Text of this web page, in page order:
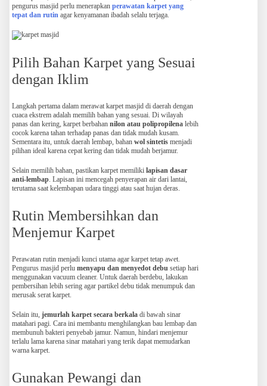
pengurus masjid perlu menerapkan perawatan karpet yang
tepat dan rutin agar kenyamanan ibadah selalu terjaga.
Pilih Bahan Karpet yang Sesuai
dengan Iklim
Langkah pertama dalam merawat karpet masjid di daerah dengan
cuaca ekstrem adalah memilih bahan yang sesuai. Di wilayah
panas dan kering, karpet berbahan nilon atau polipropilena lebih
cocok karena tahan terhadap panas dan tidak mudah kusam.
Sementara itu, untuk daerah lembap, bahan wol sintetis menjadi
pilihan ideal karena cepat kering dan tidak mudah berjamur.
Selain memilih bahan, pastikan karpet memiliki lapisan dasar
anti-lembap. Lapisan ini mencegah penyerapan air dari lantai,
terutama saat kelembapan udara tinggi atau saat hujan deras.
Rutin Membersihkan dan
Menjemur Karpet
Perawatan rutin menjadi kunci utama agar karpet tetap awet.
Pengurus masjid perlu menyapu dan menyedot debu setiap hari
menggunakan vacuum cleaner. Untuk daerah berdebu, lakukan
pembersihan lebih sering agar partikel debu tidak menumpuk dan
merusak serat karpet.
Selain itu, jemurlah karpet secara berkala di bawah sinar
matahari pagi. Cara ini membantu menghilangkan bau lembap dan
membunuh bakteri penyebab jamur. Namun, hindari menjemur
terlalu lama karena sinar matahari yang terik dapat memudarkan
warna karpet.
Gunakan Pewangi dan